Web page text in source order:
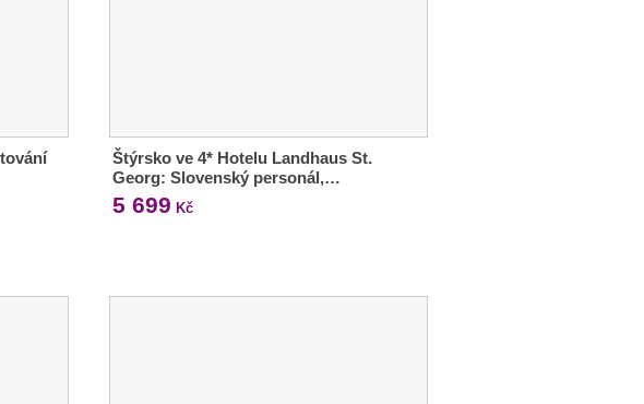
Štýrsko ve 4* Hotelu Landhaus St.
Georg: Slovenský personál,…
5 699 Kč